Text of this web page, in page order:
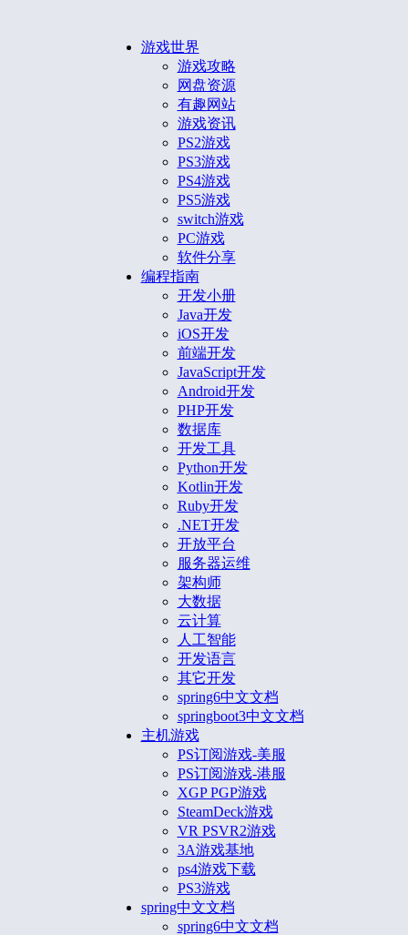
游戏世界
游戏攻略
网盘资源
有趣网站
游戏资讯
PS2游戏
PS3游戏
PS4游戏
PS5游戏
switch游戏
PC游戏
软件分享
编程指南
开发小册
Java开发
iOS开发
前端开发
JavaScript开发
Android开发
PHP开发
数据库
开发工具
Python开发
Kotlin开发
Ruby开发
.NET开发
开放平台
服务器运维
架构师
大数据
云计算
人工智能
开发语言
其它开发
spring6中文文档
springboot3中文文档
主机游戏
PS订阅游戏-美服
PS订阅游戏-港服
XGP PGP游戏
SteamDeck游戏
VR PSVR2游戏
3A游戏基地
ps4游戏下载
PS3游戏
spring中文文档
spring6中文文档